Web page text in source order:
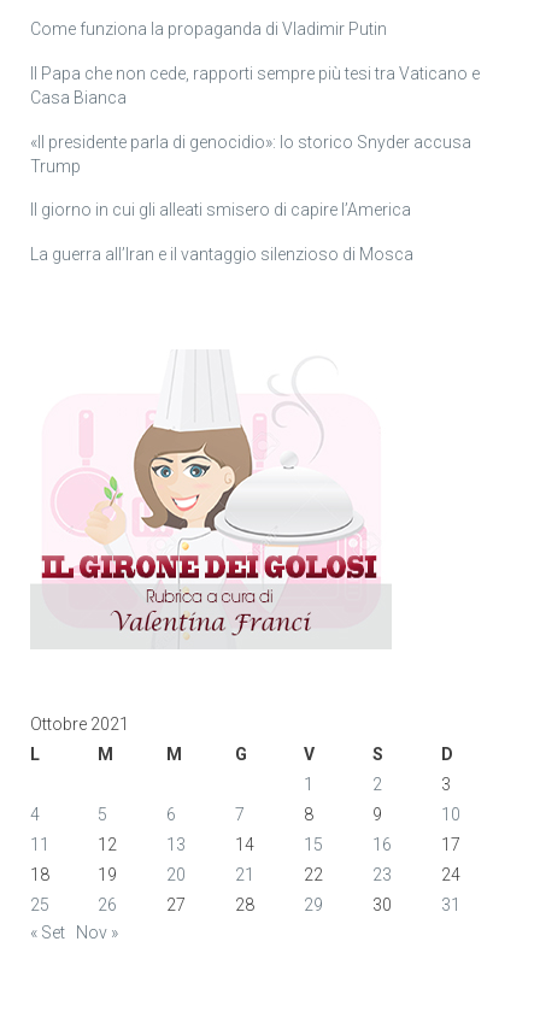
Come funziona la propaganda di Vladimir Putin
Il Papa che non cede, rapporti sempre più tesi tra Vaticano e
Casa Bianca
«Il presidente parla di genocidio»: lo storico Snyder accusa
Trump
Il giorno in cui gli alleati smisero di capire l’America
La guerra all’Iran e il vantaggio silenzioso di Mosca
Ottobre 2021
L
M M G V S
D
1
2
3
4
5 6 7 8 9
10
11
12 13 14 15 16
17
18
19 20 21 22 23
24
25
26 27 28 29 30
31
« Set
Nov »